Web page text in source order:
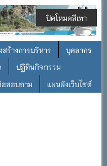
สร้างการบริหาร
บุคลากร
ปฎิทินกิจกรรม
สอบถาม แผนผังเว็บไซต์
ปิดโหมดสีเทา